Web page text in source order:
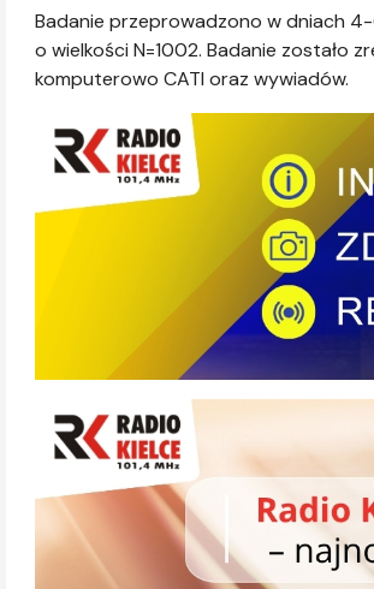
Badanie przeprowadzono w dniach
o wielkości N=1002. Badanie zostało
komputerowo CATI oraz wywiadów.